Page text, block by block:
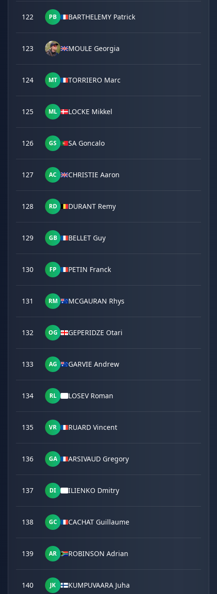
122 PB BARTHELEMY Patrick
123 MOULE Georgia
124 MT TORRIERO Marc
125 ML LOCKE Mikkel
126 GS SA Goncalo
127 AC CHRISTIE Aaron
128 RD DURANT Remy
129 GB BELLET Guy
130 FP PETIN Franck
131 RM MCGAURAN Rhys
132 OG GEPERIDZE Otari
133 AG GARVIE Andrew
134 RL LOSEV Roman
135 VR RUARD Vincent
136 GA ARSIVAUD Gregory
137 DI ILIENKO Dmitry
138 GC CACHAT Guillaume
139 AR ROBINSON Adrian
140 JK KUMPUVAARA Juha